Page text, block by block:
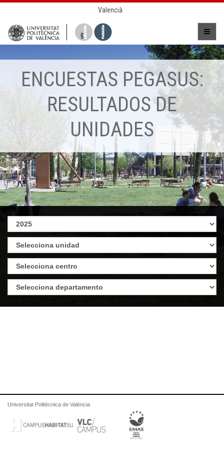
Valencià
ENCUESTAS PEGASUS:
RESULTADOS DE
UNIDADES
Universitat Politècnica de València